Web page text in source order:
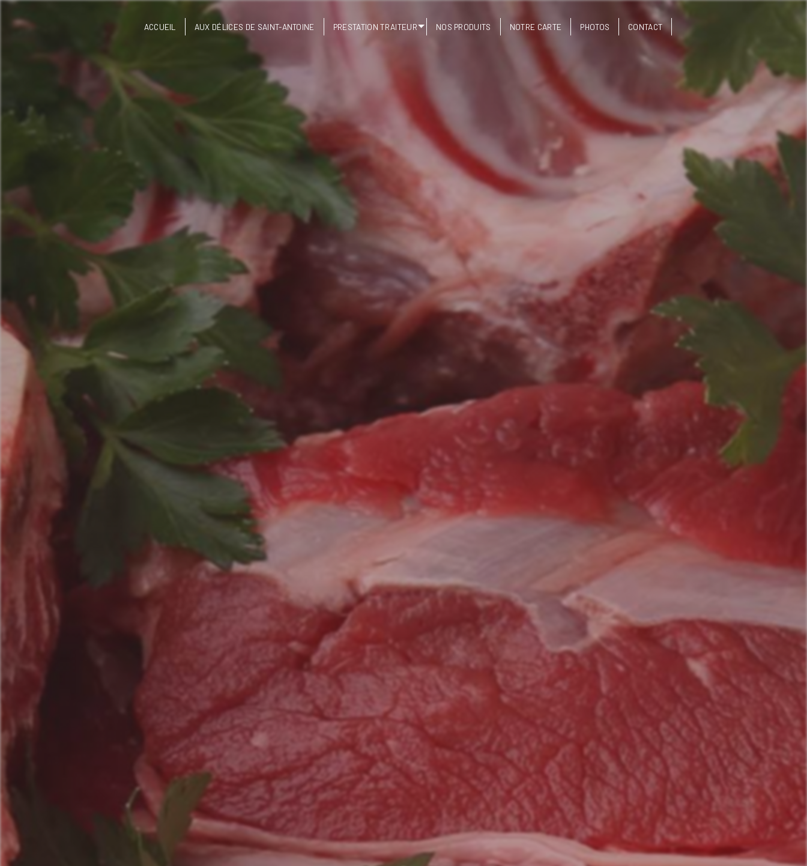
ACCUEIL AUX DÉLICES DE SAINT-ANTOINE PRESTATION TRAITEUR NOS PRODUITS NOTRE CARTE PHOTOS CONTACT
Panneau de gestion des cookies